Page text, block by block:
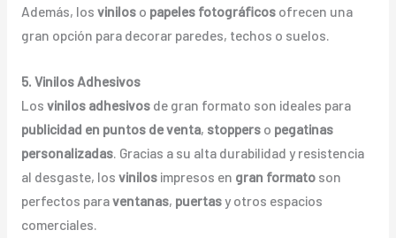
Además, los viniloso papeles fotográficosofrecen una
gran opción para decorar paredes, techos o suelos.
5. Vinilos Adhesivos
Los vinilos adhesivosde gran formato son ideales para
publicidad en puntos de venta, stopperso pegatinas
personalizadas. Gracias a su alta durabilidad y resistencia
al desgaste, los vinilosimpresos en gran formatoson
perfectos paraventanas, puertasy otros espacios
comerciales.